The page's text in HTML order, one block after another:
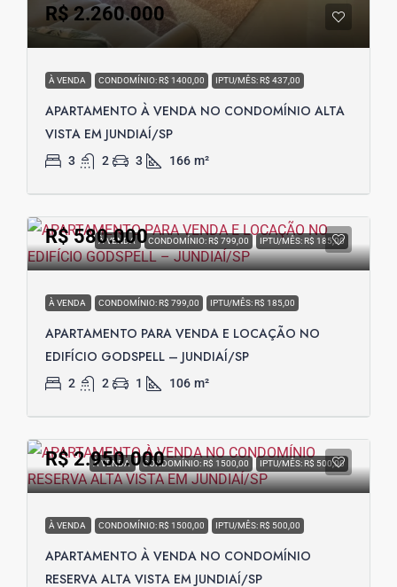
R$ 2.260.000
À VENDA CONDOMÍNIO: R$ 1400,00 IPTU/MÊS: R$ 437,00
APARTAMENTO À VENDA NO CONDOMÍNIO ALTA
VISTA EM JUNDIAÍ/SP
3 2 3 166 m²
À VENDA CONDOMÍNIO: R$ 799,00 IPTU/MÊS: R$ 185,00
R$ 580.000
À VENDA CONDOMÍNIO: R$ 799,00 IPTU/MÊS: R$ 185,00
APARTAMENTO PARA VENDA E LOCAÇÃO NO
EDIFÍCIO GODSPELL – JUNDIAÍ/SP
2 2 1 106 m²
À VENDA CONDOMÍNIO: R$ 1500,00 IPTU/MÊS: R$ 500,00
R$ 2.950.000
À VENDA CONDOMÍNIO: R$ 1500,00 IPTU/MÊS: R$ 500,00
APARTAMENTO À VENDA NO CONDOMÍNIO
RESERVA ALTA VISTA EM JUNDIAÍ/SP